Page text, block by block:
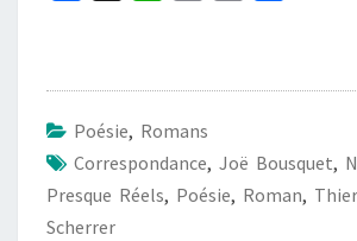
o
o
k
A
p
p
n
k
e
r
Poésie, Romans
Correspondance, Joë Bousquet,
Presque Réels, Poésie, Roman,
Scherrer